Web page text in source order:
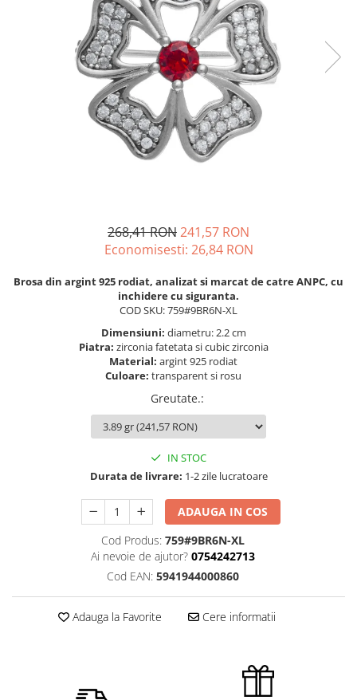
SETURI BIJUTERII
ACE DE CRAVATA
BRATARI PENTRU PICIOR
BRATARA TIP ROZARIU
LANTURI TIP ROZARIU
268,41 RON241,57 RON
Economisesti: 26,84 RON
Brosa din argint 925 rodiat, analizat si marcat de catre ANPC, cu
inchidere cu siguranta.
COD SKU: 759#9BR6N-XL
Dimensiuni: diametru: 2.2 cm
Piatra: zirconia fatetata si cubic zirconia
Material: argint 925 rodiat
Culoare: transparent si rosu
Greutate.:
IN STOC
Durata de livrare: 1-2 zile lucratoare
ADAUGA IN COS
Cod Produs: 759#9BR6N-XL
Ai nevoie de ajutor? 0754242713
Cod EAN: 5941944000860
Adauga la Favorite Cere informatii